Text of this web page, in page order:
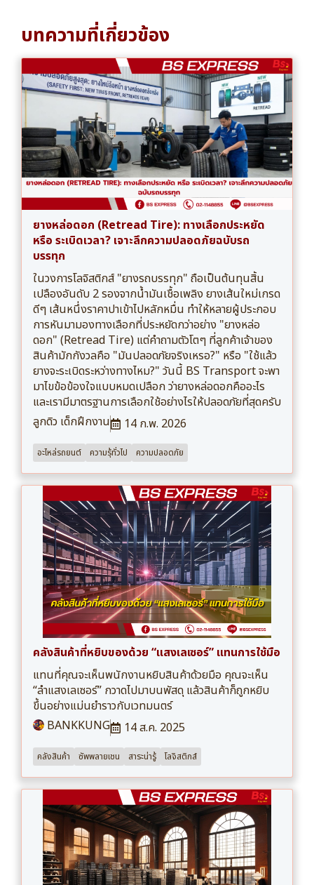
บทความที่เกี่ยวข้อง
ยางหล่อดอก (Retread Tire): ทางเลือกประหยัด
หรือ ระเบิดเวลา? เจาะลึกความปลอดภัยฉบับรถ
บรรทุก
ในวงการโลจิสติกส์ "ยางรถบรรทุก" ถือเป็นต้นทุนสิ้น
เปลืองอันดับ 2 รองจากน้ำมันเชื้อเพลิง ยางเส้นใหม่เกรด
ดีๆ เส้นหนึ่งราคาปาเข้าไปหลักหมื่น ทำให้หลายผู้ประกอบ
การหันมามองทางเลือกที่ประหยัดกว่าอย่าง "ยางหล่อ
ดอก" (Retread Tire) แต่คำถามตัวโตๆ ที่ลูกค้าเจ้าของ
สินค้ามักกังวลคือ "มันปลอดภัยจริงเหรอ?" หรือ "ใช้แล้ว
ยางจะระเบิดระหว่างทางไหม?" วันนี้ BS Transport จะพา
มาไขข้อข้องใจแบบหมดเปลือก ว่ายางหล่อดอกคืออะไร
และเรามีมาตรฐานการเลือกใช้อย่างไรให้ปลอดภัยที่สุดครับ
ลูกดิว เด็กฝึกงาน
14 ก.พ. 2026
อะไหล่รถยนต์ ความรุ้ทั่วไป ความปลอดภัย
คลังสินค้าที่หยิบของด้วย “แสงเลเซอร์” แทนการใช้มือ
แทนที่คุณจะเห็นพนักงานหยิบสินค้าด้วยมือ คุณจะเห็น
“ลำแสงเลเซอร์” กวาดไปมาบนพัสดุ แล้วสินค้าก็ถูกหยิบ
ขึ้นอย่างแม่นยำราวกับเวทมนตร์
BANKKUNG
14 ส.ค. 2025
คลังสินค้า ซัพพลายเชน สาระน่ารู้ โลจิสติกส์